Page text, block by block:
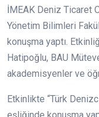
İMEAK Deniz Ticaret
Yönetim Bilimleri
konuşma yaptı.
Hatipoğlu, BAU
akademisyenler ve
Etkinlikte “Türk